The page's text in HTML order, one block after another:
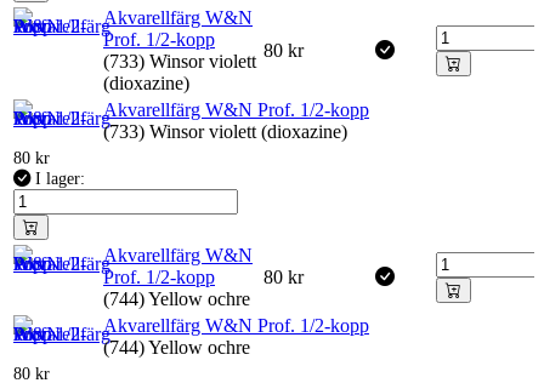
Akvarellfärg W&N
Prof. 1/2-kopp
(733) Winsor violett
(dioxazine)
80 kr
Akvarellfärg W&N Prof. 1/2-kopp
(733) Winsor violett (dioxazine)
80 kr
I lager:
Akvarellfärg W&N
Prof. 1/2-kopp
(744) Yellow ochre
80 kr
Akvarellfärg W&N Prof. 1/2-kopp
(744) Yellow ochre
80 kr